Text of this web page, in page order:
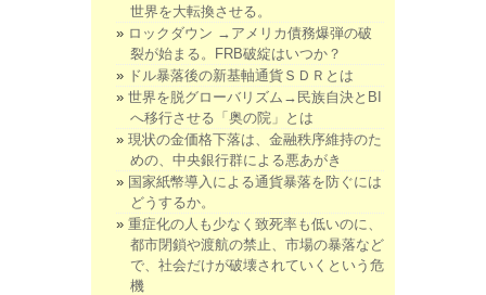
世界を大転換させる。
ロックダウン →アメリカ債務爆弾の破
裂が始まる。FRB破綻はいつか？
ドル暴落後の新基軸通貨ＳＤＲとは
世界を脱グローバリズム→民族自決とBI
へ移行させる「奥の院」とは
現状の金価格下落は、金融秩序維持のた
めの、中央銀行群による悪あがき
国家紙幣導入による通貨暴落を防ぐには
どうするか。
重症化の人も少なく致死率も低いのに、
都市閉鎖や渡航の禁止、市場の暴落など
で、社会だけが破壊されていくという危
機